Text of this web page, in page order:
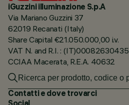
iGuzzini illuminazione S.p.A
Via Mariano Guzzini 37
62019 Recanati (Italy)
Share Capital €21.050.000,00 i.v.
VAT N. and R.I. : (IT)00082630435
CCIAA Macerata, R.E.A. 40632
Contatti e dove trovarci